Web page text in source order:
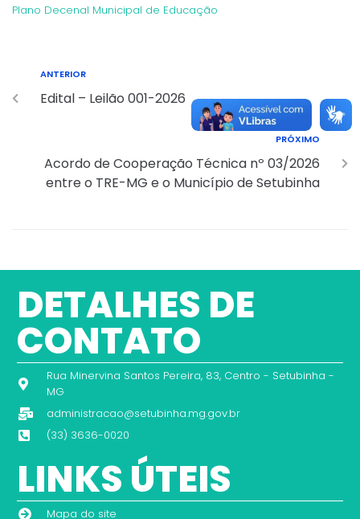
Plano Decenal Municipal de Educação
ANTERIOR
Edital – Leilão 001-2026
PRÓXIMO
Acordo de Cooperação Técnica nº 03/2026
entre o TRE-MG e o Município de Setubinha
DETALHES DE
CONTATO
Rua Minervina Santos Pereira, 83, Centro - Setubinha -
MG
administracao@setubinha.mg.gov.br
(33) 3636-0020
LINKS ÚTEIS
Mapa do site